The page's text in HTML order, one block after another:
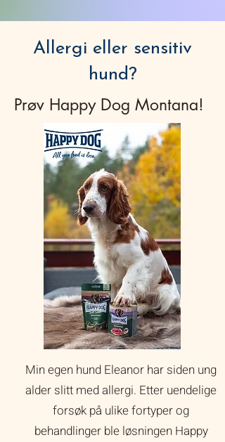
Allergi eller sensitiv
hund?
Prøv Happy Dog Montana!
Min egen hund Eleanor har siden ung
alder slitt med allergi. Etter uendelige
forsøk på ulike fortyper og
behandlinger ble løsningen Happy